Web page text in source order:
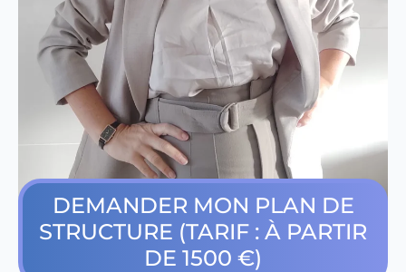
DEMANDER MON PLAN DE
STRUCTURE (TARIF : À PARTIR
DE 1500 €)